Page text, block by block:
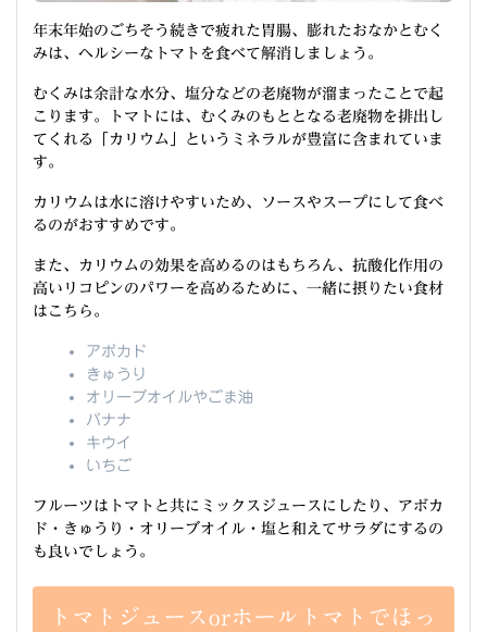
年末年始のごちそう続きで疲れた胃腸、膨れたおなかとむく
みは、ヘルシーなトマトを食べて解消しましょう。
むくみは余計な水分、塩分などの老廃物が溜まったことで起
こります。トマトには、むくみのもととなる老廃物を排出し
てくれる「カリウム」というミネラルが豊富に含まれていま
す。
カリウムは水に溶けやすいため、ソースやスープにして食べ
るのがおすすめです。
また、カリウムの効果を高めるのはもちろん、抗酸化作用の
高いリコピンのパワーを高めるために、一緒に摂りたい食材
はこちら。
アボカド
きゅうり
オリーブオイルやごま油
バナナ
キウイ
いちご
フルーツはトマトと共にミックスジュースにしたり、アボカ
ド・きゅうり・オリーブオイル・塩と和えてサラダにするの
も良いでしょう。
トマトジュースorホールトマトでほっ